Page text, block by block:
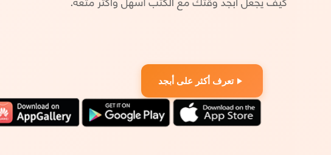
تعرف أكثر على أبجد